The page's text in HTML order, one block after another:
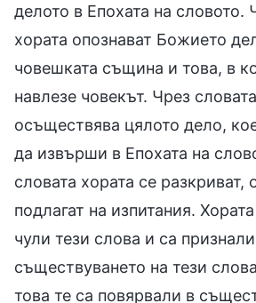
делото в Епохата на словото.
хората опознават Божието
човешката същина и това, в
навлезе човекът. Чрез
осъществява цялото дело,
да извърши в Епохата на
словата хората се разкриват,
подлагат на изпитания.
чули тези слова и са признали
съществуването на тези
това те са повярвали в